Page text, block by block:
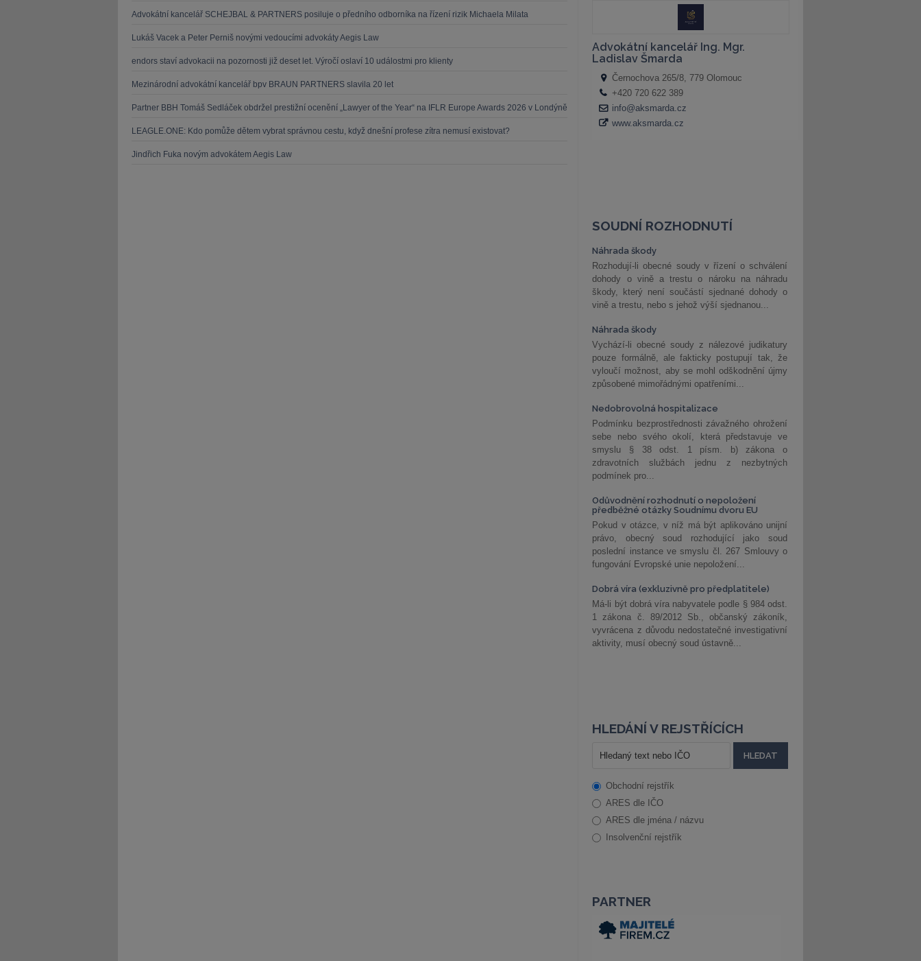
Advokátní kancelář SCHEJBAL & PARTNERS posiluje o předního odborníka na řízení rizik Michaela Milata
Lukáš Vacek a Peter Perniš novými vedoucími advokáty Aegis Law
endors staví advokacii na pozornosti již deset let. Výročí oslaví 10 událostmi pro klienty
Mezinárodní advokátní kancelář bpv BRAUN PARTNERS slavila 20 let
Partner BBH Tomáš Sedláček obdržel prestižní ocenění „Lawyer of the Year“ na IFLR Europe Awards 2026 v Londýně
LEAGLE.ONE: Kdo pomůže dětem vybrat správnou cestu, když dnešní profese zítra nemusí existovat?
Jindřich Fuka novým advokátem Aegis Law
SOUDNÍ ROZHODNUTÍ
Náhrada škody
Rozhodují-li obecné soudy v řízení o schválení
dohody o vině a trestu o nároku na náhradu
škody, který není součástí sjednané dohody o
vině a trestu, nebo s jehož výší sjednanou...
Náhrada škody
Vychází-li obecné soudy z nálezové judikatury
pouze formálně, ale fakticky postupují tak, že
vyloučí možnost, aby se mohl odškodnění újmy
způsobené mimořádnými opatřeními...
Nedobrovolná hospitalizace
Podmínku bezprostřednosti závažného ohrožení
sebe nebo svého okolí, která představuje ve
smyslu § 38 odst. 1 písm. b) zákona o
zdravotních službách jednu z nezbytných
podmínek pro...
Odůvodnění rozhodnutí o nepoložení
předběžné otázky Soudnímu dvoru EU
Pokud v otázce, v níž má být aplikováno unijní
právo, obecný soud rozhodující jako soud
poslední instance ve smyslu čl. 267 Smlouvy o
fungování Evropské unie nepoložení...
Dobrá víra (exkluzivně pro předplatitele)
Má-li být dobrá víra nabyvatele podle § 984 odst.
1 zákona č. 89/2012 Sb., občanský zákoník,
vyvrácena z důvodu nedostatečné investigativní
aktivity, musí obecný soud ústavně...
HLEDÁNÍ V REJSTŘÍCÍCH
Obchodní rejstřík
ARES dle IČO
ARES dle jména / názvu
Insolvenční rejstřík
PARTNER